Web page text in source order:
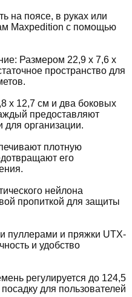
на поясе, в руках или
Maxpedition с помощью
Размером 22,9 x 7,6 x
пространство для
x 12,7 см и два боковых
предоставляют
для организации.
плотную
его
нейлона
пропиткой для защиты
пуллерами и пряжки UTX-
и удобство
регулируется до 124,5
для пользователей